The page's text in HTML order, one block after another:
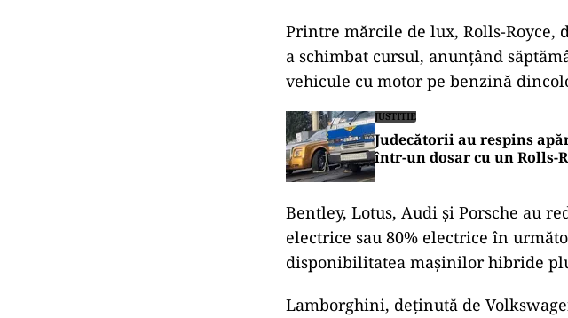
Printre mărcile de lux, Rolls-Royce,
a schimbat cursul, anunțând
vehicule cu motor pe benzină
JUSTITIE
Judecătorii au respins
într-un dosar cu un Rolls-
Bentley, Lotus, Audi și Porsche au
electrice sau 80% electrice în
disponibilitatea mașinilor hibride
Lamborghini, deținută de